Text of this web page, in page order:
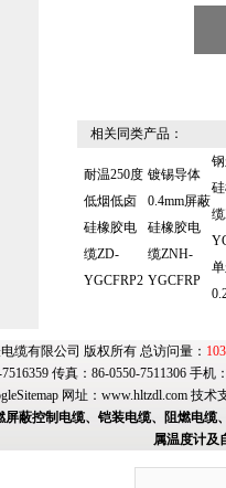
相关同类产品：
耐温250度
低烟低卤
硅橡胶电
缆ZD-
YGCFRP2
镀锡导体
0.4mm屏蔽
硅橡胶电
缆ZNH-
YGCFRP
缆有限公司 版权所有 总访问量：
传真：86-0550-7511306 手
网址： www.hltzdl.com技术
蔽控制电缆、铠装电缆、阻燃电
属温度计及